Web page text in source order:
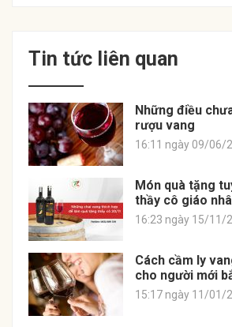
Tin tức liên quan
Những điều
rượu vang
16:11 ngày 09/06/
Món quà tặng
thầy cô giáo
16:23 ngày 15/11/
Cách cầm ly
cho người mới
15:17 ngày 11/01/